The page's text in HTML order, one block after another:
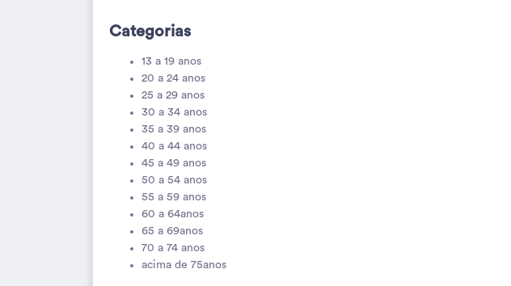
Categorias
13 a 19 anos
20 a 24 anos
25 a 29 anos
30 a 34 anos
35 a 39 anos
40 a 44 anos
45 a 49 anos
50 a 54 anos
55 a 59 anos
60 a 64anos
65 a 69anos
70 a 74 anos
acima de 75anos